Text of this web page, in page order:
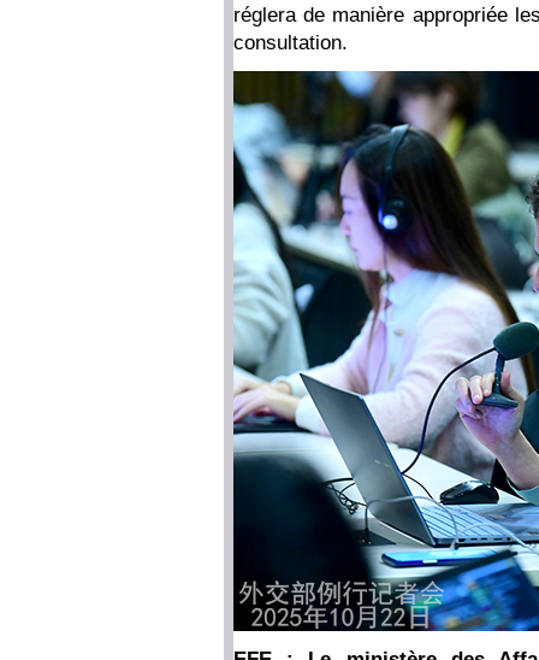
réglera de manière appropriée
consultation.